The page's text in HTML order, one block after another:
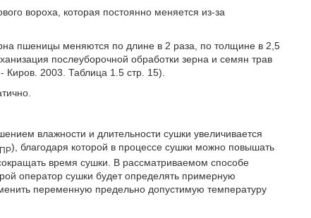
вороха, которая постоянно меняется из-за
пшеницы меняются по длине в 2 раза, по толщине в 2,5
послеуборочной обработки зерна и семян трав
2003. Таблица 1.5 стр. 15).
влажности и длительности сушки увеличивается
ПР), благодаря которой в процессе сушки можно повышать
время сушки. В рассматриваемом способе
оператор сушки будет определять примерную
переменную предельно допустимую температуру